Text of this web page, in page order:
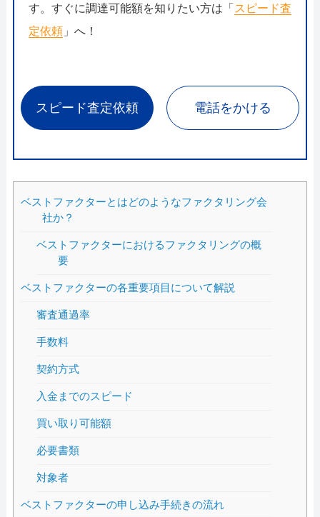
す。すぐに調達可能額を知りたい方は「 スピード査
定依頼」へ！
スピード査定依頼 電話をかける
ベストファクターとはどのようなファクタリング会
社か？
ベストファクターにおけるファクタリングの概
要
ベストファクターの各重要項目について解説
審査通過率
手数料
契約方式
入金までのスピード
買い取り可能額
必要書類
対象者
ベストファクターの申し込み手続きの流れ